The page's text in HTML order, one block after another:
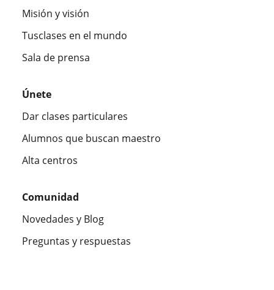
Misión y visión
Tusclases en el mundo
Sala de prensa
Únete
Dar clases particulares
Alumnos que buscan maestro
Alta centros
Comunidad
Novedades y Blog
Preguntas y respuestas